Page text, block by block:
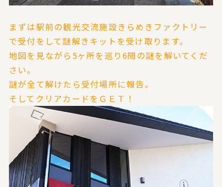
まずは駅前の観光交流施設きらめきファクトリー
で受付をして謎解きキットを受け取ります。
地図を見ながら5ヶ所を巡り6問の謎を解いてくだ
さい。
謎が全て解けたら受付場所に報告。
そしてクリアカードをＧＥＴ！